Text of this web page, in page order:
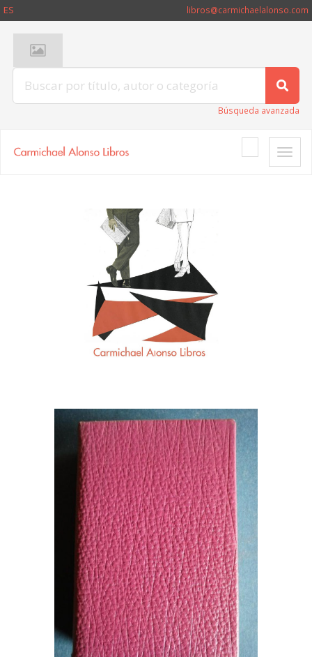
ES libros@carmichaelalonso.com
Búsqueda avanzada
Toggle